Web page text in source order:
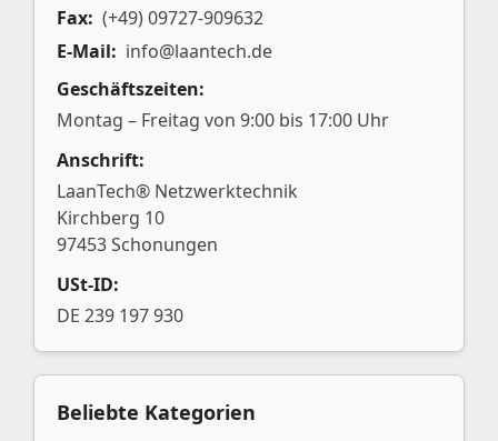
Fax: (+49) 09727-909632
E-Mail: info@laantech.de
Geschäftszeiten:
Montag – Freitag von 9:00 bis 17:00 Uhr
Anschrift:
LaanTech® Netzwerktechnik
Kirchberg 10
97453 Schonungen
USt-ID:
DE 239 197 930
Beliebte Kategorien